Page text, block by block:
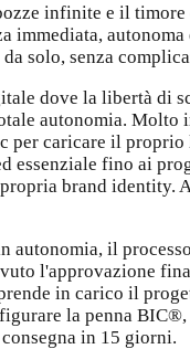
infinite e il
immediata,
solo, senza
dove la libertà di
autonomia. Molto
caricare il
essenziale fino ai
brand identity.
il
l'approvazione
in carico il
la penna
in 15 giorni.